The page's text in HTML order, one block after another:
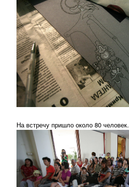
На встречу пришло около 80 человек.